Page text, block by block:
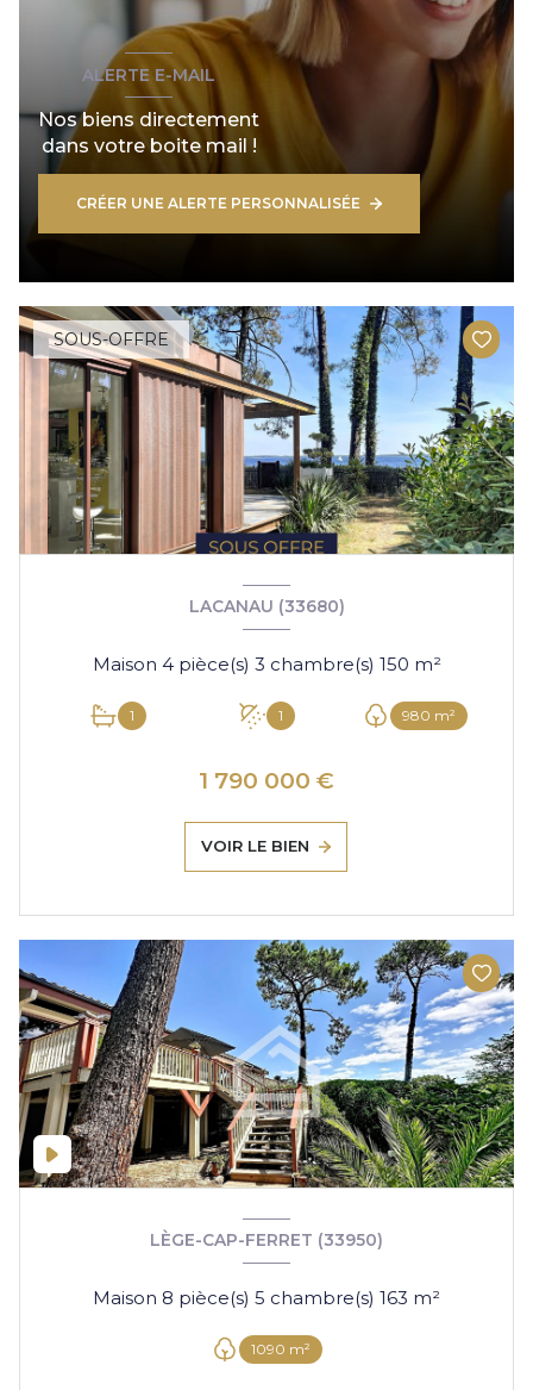
ALERTE E-MAIL
Nos biens directement
dans votre boite mail !
CRÉER UNE ALERTE PERSONNALISÉE
SOUS-OFFRE
LACANAU (33680)
Maison 4 pièce(s) 3 chambre(s) 150 m²
1 1 980 m²
1 790 000 €
VOIR LE BIEN
LÈGE-CAP-FERRET (33950)
Maison 8 pièce(s) 5 chambre(s) 163 m²
1090 m²